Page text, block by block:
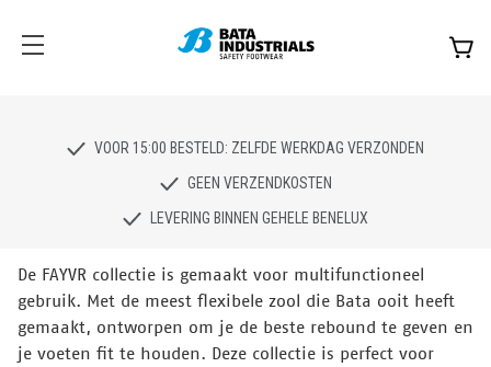
VOOR 15:00 BESTELD: ZELFDE WERKDAG VERZONDEN
GEEN VERZENDKOSTEN
LEVERING BINNEN GEHELE BENELUX
De FAYVR collectie is gemaakt voor multifunctioneel
gebruik. Met de meest flexibele zool die Bata ooit heeft
gemaakt, ontworpen om je de beste rebound te geven en
je voeten fit te houden. Deze collectie is perfect voor